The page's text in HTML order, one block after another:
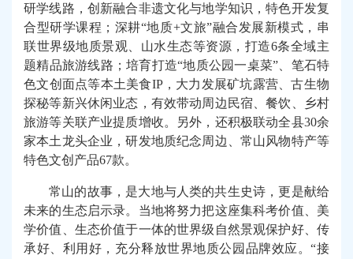
研学线路，创新融合非遗文化与地学知识，特色开发复
合型研学课程；深耕“地质+文旅”融合发展新模式，串
联世界级地质景观、山水生态等资源，打造6条全域主
题精品旅游线路；培育打造“地质公园一桌菜”、笔石特
色文创面点等本土美食IP，大力发展矿坑露营、古生物
探秘等新兴休闲业态，有效带动周边民宿、餐饮、乡村
旅游等关联产业提质增收。另外，还积极联动全县30余
家本土龙头企业，研发地质纪念周边、常山风物特产等
特色文创产品67款。
常山的故事，是大地与人类的共生史诗，更是献给
未来的生态启示录。当地将努力把这座集科考价值、美
学价值、生态价值于一体的世界级自然景观保护好、传
承好、利用好，充分释放世界地质公园品牌效应。“接